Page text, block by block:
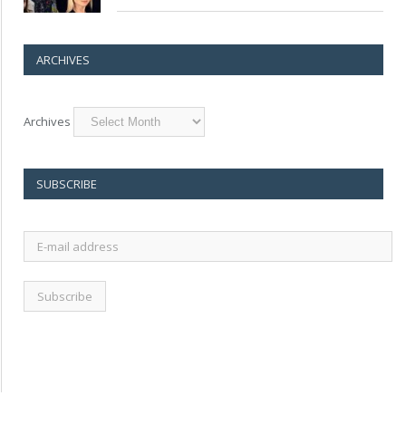
ARCHIVES
Archives
SUBSCRIBE
mail